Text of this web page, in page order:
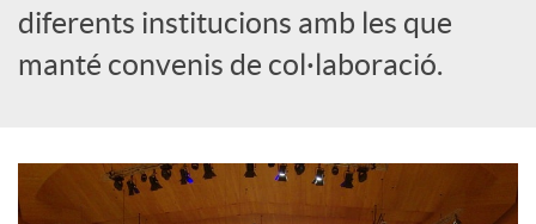
s
o
diferents institucions amb les que
manté convenis de col·laboració.